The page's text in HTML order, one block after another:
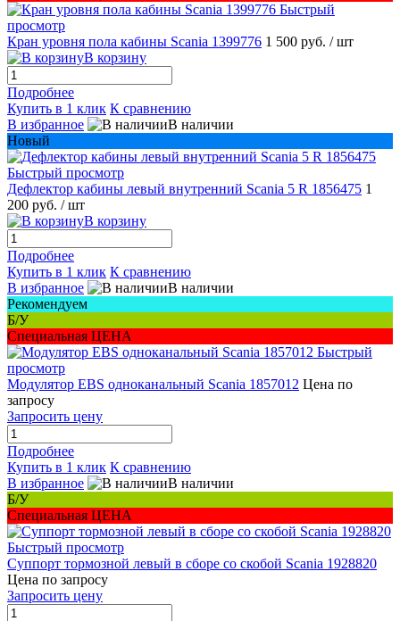
Быстрый
просмотр
Кран уровня пола кабины Scania 1399776 1 500 руб. / шт
В корзину
Подробнее
Купить в 1 клик К сравнению
В избранное
В наличии
Новый
Быстрый просмотр
Дефлектор кабины левый внутренний Scania 5 R 1856475 1
200 руб. / шт
В корзину
Подробнее
Купить в 1 клик К сравнению
В избранное
В наличии
Рекомендуем
Б/У
Специальная ЦЕНА
Быстрый
просмотр
Модулятор EBS одноканальный Scania 1857012 Цена по
запросу
Запросить цену
Подробнее
Купить в 1 клик К сравнению
В избранное
В наличии
Б/У
Специальная ЦЕНА
Быстрый просмотр
Суппорт тормозной левый в сборе со скобой Scania 1928820
Цена по запросу
Запросить цену